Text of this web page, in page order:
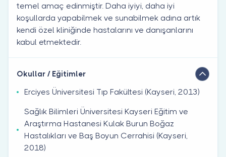
temel amaç edinmiştir. Daha iyiyi, daha iyi
koşullarda yapabilmek ve sunabilmek adına artık
kendi özel kliniğinde hastalarını ve danışanlarını
kabul etmektedir.
Okullar / Eğitimler
Erciyes Üniversitesi Tıp Fakültesi (Kayseri, 2013)
Sağlık Bilimleri Üniversitesi Kayseri Eğitim ve
Araştırma Hastanesi Kulak Burun Boğaz
Hastalıkları ve Baş Boyun Cerrahisi (Kayseri,
2018)